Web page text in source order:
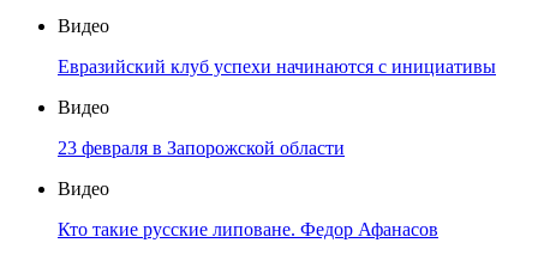
Видео
Евразийский клуб успехи начинаются с инициативы
Видео
23 февраля в Запорожской области
Видео
Кто такие русские липоване. Федор Афанасов